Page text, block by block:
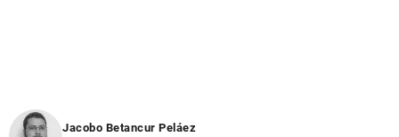
Jacobo Betancur Peláez